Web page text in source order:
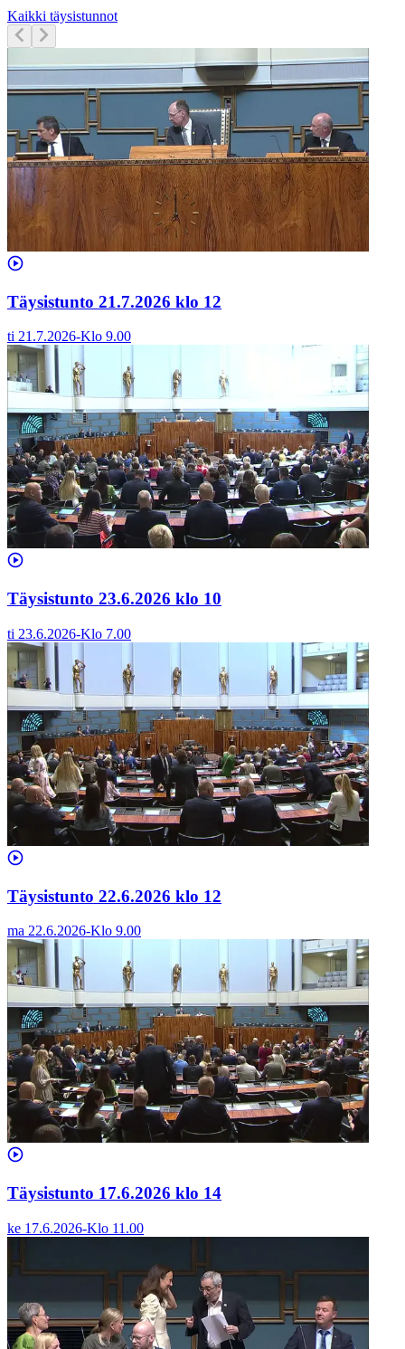
Kaikki täysistunnot
Täysistunto 21.7.2026 klo 12
ti 21.7.2026-Klo 9.00
Täysistunto 23.6.2026 klo 10
ti 23.6.2026-Klo 7.00
Täysistunto 22.6.2026 klo 12
ma 22.6.2026-Klo 9.00
Täysistunto 17.6.2026 klo 14
ke 17.6.2026-Klo 11.00